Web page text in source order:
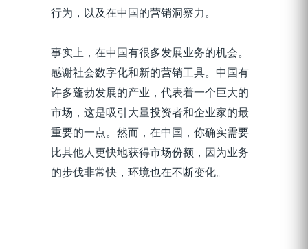
行为，以及在中国的营销洞察力。
事实上，在中国有很多发展业务的机会。
感谢社会数字化和新的营销工具。中国有
许多蓬勃发展的产业，代表着一个巨大的
市场，这是吸引大量投资者和企业家的最
重要的一点。然而，在中国，你确实需要
比其他人更快地获得市场份额，因为业务
的步伐非常快，环境也在不断变化。